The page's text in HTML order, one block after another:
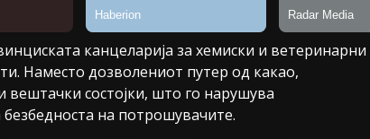
канцеларија за хемиски и ветеринарни
Наместо дозволениот путер од какао,
состојки, што го нарушува
на потрошувачите.